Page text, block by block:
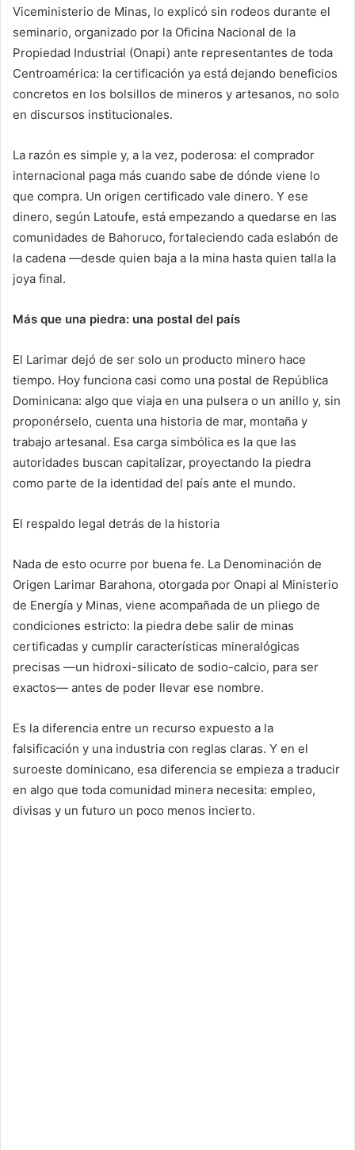
Viceministerio de Minas, lo explicó sin rodeos durante el
seminario, organizado por la Oficina Nacional de la
Propiedad Industrial (Onapi) ante representantes de toda
Centroamérica: la certificación ya está dejando beneficios
concretos en los bolsillos de mineros y artesanos, no solo
en discursos institucionales.
La razón es simple y, a la vez, poderosa: el comprador
internacional paga más cuando sabe de dónde viene lo
que compra. Un origen certificado vale dinero. Y ese
dinero, según Latoufe, está empezando a quedarse en las
comunidades de Bahoruco, fortaleciendo cada eslabón de
la cadena —desde quien baja a la mina hasta quien talla la
joya final.
Más que una piedra: una postal del país
El Larimar dejó de ser solo un producto minero hace
tiempo. Hoy funciona casi como una postal de República
Dominicana: algo que viaja en una pulsera o un anillo y, sin
proponérselo, cuenta una historia de mar, montaña y
trabajo artesanal. Esa carga simbólica es la que las
autoridades buscan capitalizar, proyectando la piedra
como parte de la identidad del país ante el mundo.
El respaldo legal detrás de la historia
Nada de esto ocurre por buena fe. La Denominación de
Origen Larimar Barahona, otorgada por Onapi al Ministerio
de Energía y Minas, viene acompañada de un pliego de
condiciones estricto: la piedra debe salir de minas
certificadas y cumplir características mineralógicas
precisas —un hidroxi-silicato de sodio-calcio, para ser
exactos— antes de poder llevar ese nombre.
Es la diferencia entre un recurso expuesto a la
falsificación y una industria con reglas claras. Y en el
suroeste dominicano, esa diferencia se empieza a traducir
en algo que toda comunidad minera necesita: empleo,
divisas y un futuro un poco menos incierto.